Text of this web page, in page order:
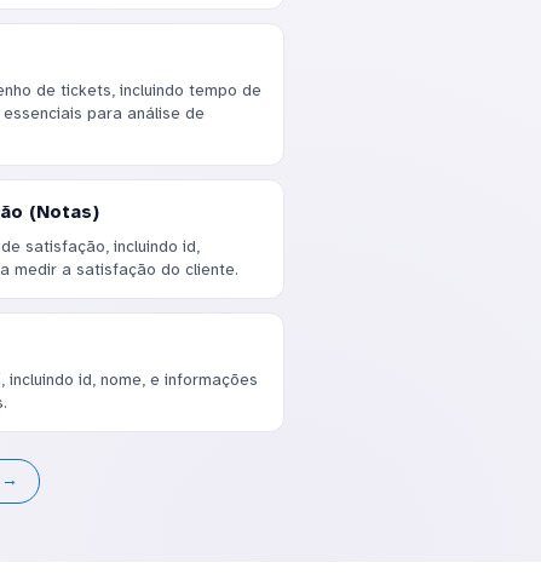
de tickets, incluindo tempo de
para análise de
(Notas)
satisfação, incluindo id,
medir a satisfação do cliente.
id, nome, e informações
→